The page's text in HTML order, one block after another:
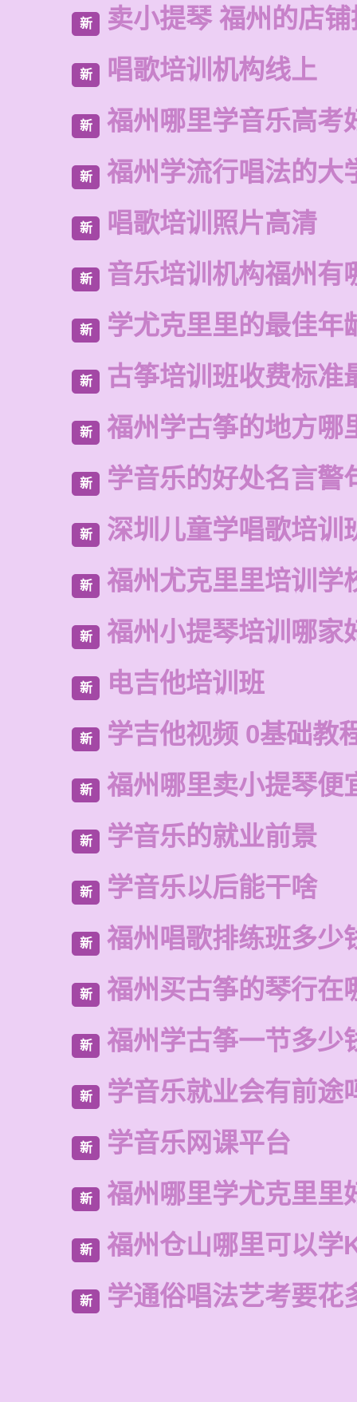
新 卖小提琴 福州的店
新 唱歌培训机构线上
新 福州哪里学音乐高考
新 福州学流行唱法的大
新 唱歌培训照片高清
新 音乐培训机构福州有
新 学尤克里里的最佳年
新 古筝培训班收费标准
新 福州学古筝的地方哪
新 学音乐的好处名言警
新 深圳儿童学唱歌培训
新 福州尤克里里培训学
新 福州小提琴培训哪家
新 电吉他培训班
新 学吉他视频 0基础教
新 福州哪里卖小提琴便
新 学音乐的就业前景
新 学音乐以后能干啥
新 福州唱歌排练班多少
新 福州买古筝的琴行在
新 福州学古筝一节多少
新 学音乐就业会有前途
新 学音乐网课平台
新 福州哪里学尤克里里
新 福州仓山哪里可以学
新 学通俗唱法艺考要花